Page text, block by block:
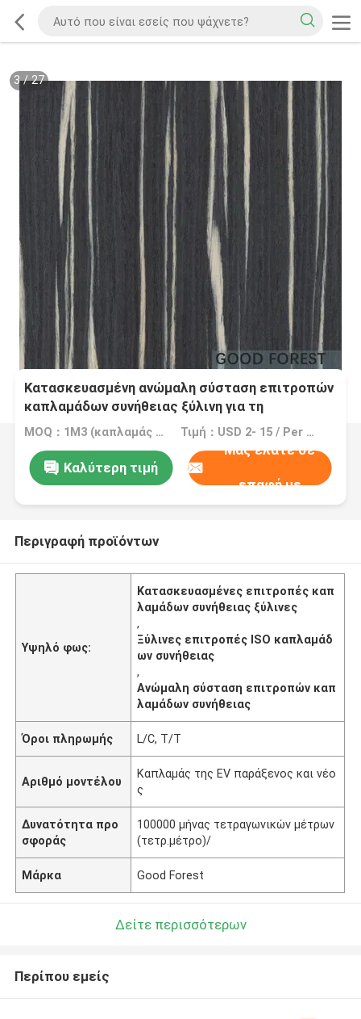
3/27
Κατασκευασμένη ανώμαλη σύσταση επιτροπών
καπλαμάδων συνήθειας ξύλινη για τη
διακόσμηση ISO
MOQ：1M3 (καπλαμάς =2000 τετρ.μέτρο 0.5mm) Τιμή：USD 2- 15 / Per Square Meter (M2)
Καλύτερη τιμή
Μας ελάτε σε
επαφή με
Περιγραφή προϊόντων
Υψηλό φως:
Κατασκευασμένες επιτροπές καπ
λαμάδων συνήθειας ξύλινες
,
Ξύλινες επιτροπές ISO καπλαμάδ
ων συνήθειας
,
Ανώμαλη σύσταση επιτροπών καπ
λαμάδων συνήθειας
Όροι πληρωμής L/C, T/T
Αριθμό μοντέλου
Καπλαμάς της EV παράξενος και νέο
ς
Δυνατότητα προ
σφοράς
100000 μήνας τετραγωνικών μέτρων
(τετρ.μέτρο)/
Μάρκα Good Forest
Δείτε περισσότερων
Περίπου εμείς